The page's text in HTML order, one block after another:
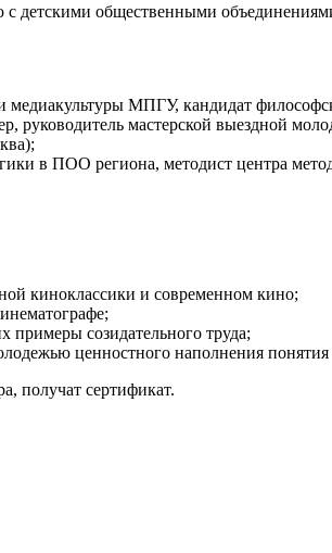
детскими общественными
МПГУ, кандидат
руководитель мастерской выездной
в ПОО региона, методист центра
киноклассики и современном кино;
созидательного труда;
ценностного наполнения
получат сертификат.